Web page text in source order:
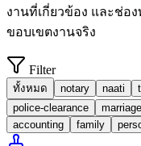
งานที่เกี่ยวข้อง และช่อ
ขอบเขตงานจริง
Filter
ทั้งหมด notary naati
police-clearance
marriage
accounting
family